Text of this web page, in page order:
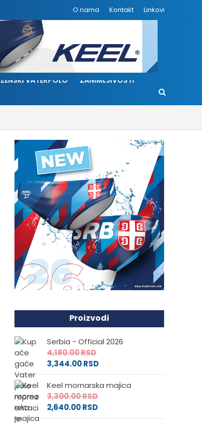
O nama Kontakt Linkovi
ŽENSKI VATERPOLO ZANIMLJIVOSTI
Proizvodi
Serbia - Official 2026
4,180.00RSD
3,344.00RSD
Keel mornarska majica
3,300.00RSD
2,640.00RSD